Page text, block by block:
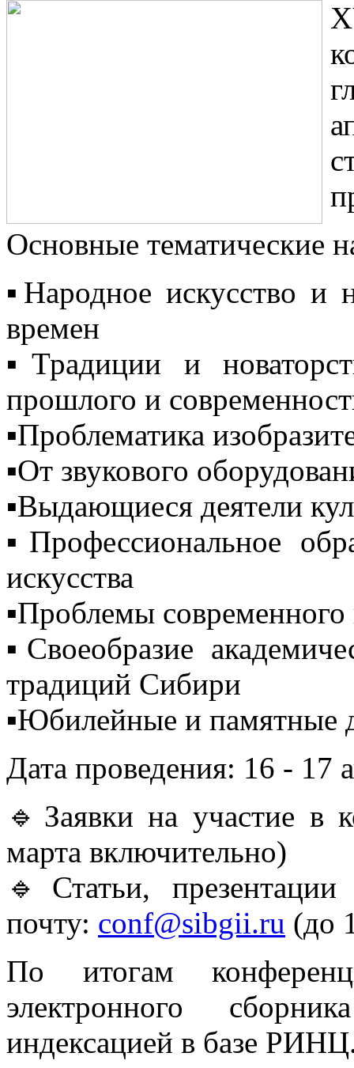
Основные тематические
▪️Народное искусство и
времен
▪️Традиции и
прошлого и
▪️Проблематика
▪️От звукового
▪️Выдающиеся деятели
▪️Профессиональное
искусства
▪️Проблемы современного
▪️Своеобразие
традиций Сибири
▪️Юбилейные и памятные
Дата проведения: 16 - 17
🔹Заявки на участие в
марта включительно)
🔹Статьи,
почту: conf@sibgii.ru (до
По итогам
электронного
индексацией в базе